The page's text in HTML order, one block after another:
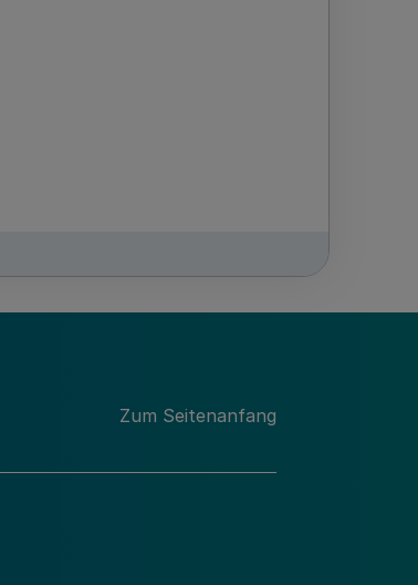
Zum Seitenanfang